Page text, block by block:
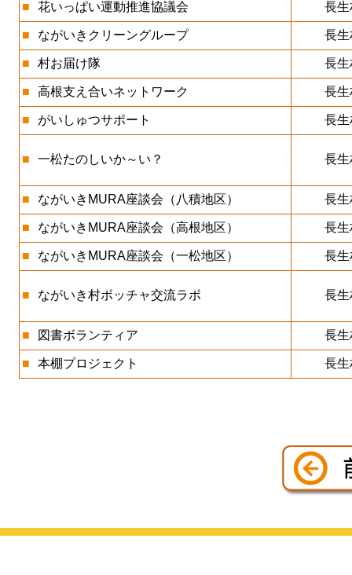
■ 花いっぱい運動推進協議会 長生
■ ながいきクリーングループ 長生
■ 村お届け隊 長生
■ 高根支え合いネットワーク 長生
■ がいしゅつサポート 長生
■ 一松たのしいか～い？ 長生
■ ながいきMURA座談会（八積地区） 長生
■ ながいきMURA座談会（高根地区） 長生
■ ながいきMURA座談会（一松地区） 長生
■ ながいき村ボッチャ交流ラボ 長生
■ 図書ボランティア 長生
■ 本棚プロジェクト 長生